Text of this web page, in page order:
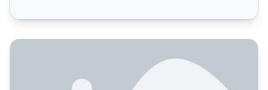
Optimizarea fragmentelor recomandate pentru AI: Cum